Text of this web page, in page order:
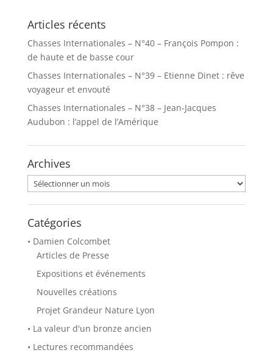
Articles récents
Chasses Internationales – N°40 – François Pompon :
de haute et de basse cour
Chasses Internationales – N°39 – Etienne Dinet : rêve
voyageur et envouté
Chasses Internationales – N°38 – Jean-Jacques
Audubon : l’appel de l’Amérique
Archives
Archives
Catégories
• Damien Colcombet
Articles de Presse
Expositions et événements
Nouvelles créations
Projet Grandeur Nature Lyon
• La valeur d'un bronze ancien
• Lectures recommandées